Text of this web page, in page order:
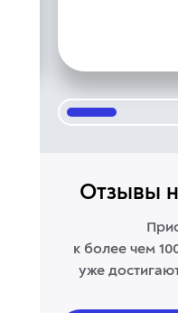
Отзывы
к более чем
уже